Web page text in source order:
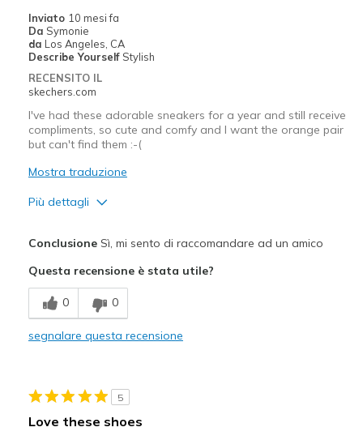
Migliori Utilizzi:
Travel
Width
Feels true to width
Sizing
Feels true to size
View On Shoes
Inviato 10 mesi fa
Da Symonie
da Los Angeles, CA
Describe Yourself Stylish
RECENSITO IL
skechers.com
I've had these adorable sneakers for a year and still receive
compliments, so cute and comfy and I want the orange pair
but can't find them :-(
Mostra traduzione
Più dettagli
Comfortable
Stylish
Going Out
ConclusioneSì, mi sento di raccomandare ad un amico
Questa recensione è stata utile?
0 0
segnalare questa recensione
5
Love these shoes